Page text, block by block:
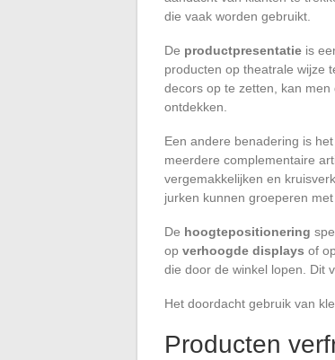
die vaak worden gebruikt.
De productpresentatie is
producten op theatrale wijze
decors op te zetten, kan
ontdekken.
Een andere benadering is
meerdere complementaire
vergemakkelijken en
jurken kunnen groeperen
De hoogtepositionering
op verhoogde displays of
die door de winkel lopen. Dit
Het doordacht gebruik van
Producten